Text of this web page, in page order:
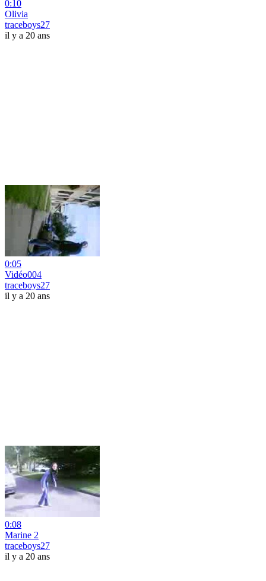
0:10
Olivia
traceboys27
il y a 20 ans
0:05
Vidéo004
traceboys27
il y a 20 ans
0:08
Marine 2
traceboys27
il y a 20 ans